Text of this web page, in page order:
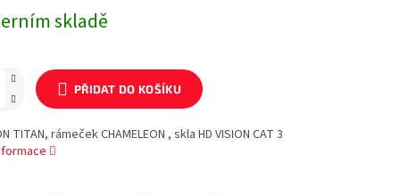
skladě
PŘIDAT DO KOŠÍKU
TITAN, rámeček CHAMELEON , skla HD VISION CAT 3